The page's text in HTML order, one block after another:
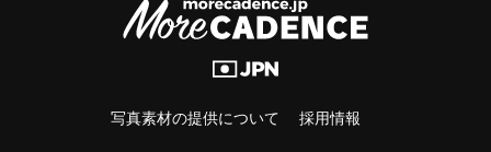
写真素材の提供について 採用情報